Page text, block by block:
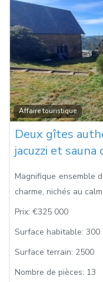
Affaire touristique
Deux gîtes
jacuzzi et
Magnifique ensemble
charme, nichés au
Prix: €325 000
Surface habitable: 300
Surface terrain: 2500
Nombre de pièces: 13